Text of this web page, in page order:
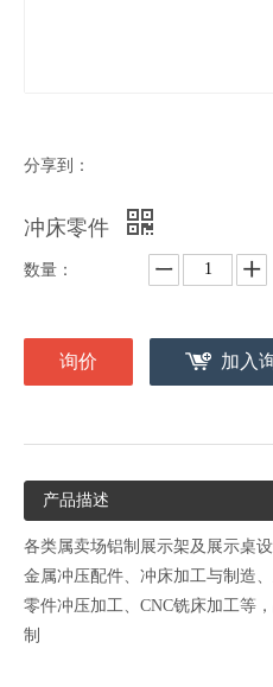
分享到：
冲床零件
数量：
询价 加入
产品描述
各类属卖场铝制展示架及展示桌
金属冲压配件、冲床加工与制造、
零件冲压加工、CNC铣床加工等
制